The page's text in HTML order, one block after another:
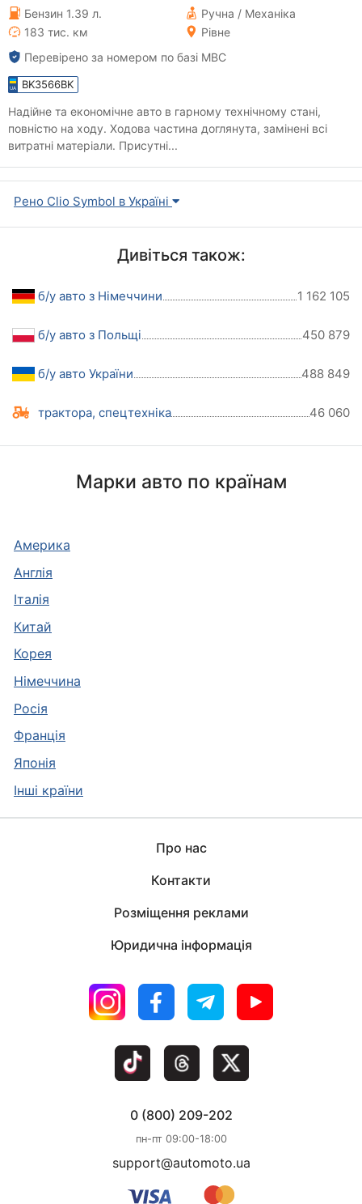
Бензин 1.39 л.
Ручна / Механіка
183 тис. км
Рівне
Перевірено за номером по базі МВС
BK3566BK
Надійне та економічне авто в гарному технічному стані,
повністю на ходу. Ходова частина доглянута, замінені всі
витратні матеріали. Присутні...
Рено Clio Symbol в Україні
Дивіться також:
б/у авто з Німеччини 1 162 105
б/у авто з Польщі 450 879
б/у авто України 488 849
трактора, спецтехніка 46 060
Марки авто по країнам
Америка
Англія
Італія
Китай
Корея
Німеччина
Росія
Франція
Японія
Інші країни
Про нас
Контакти
Розміщення реклами
Юридична інформація
0 (800) 209-202
пн-пт 09:00-18:00
support@automoto.ua